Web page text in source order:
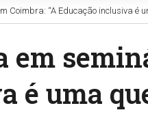
Coimbra: “A Educação inclusiva é
em
é uma